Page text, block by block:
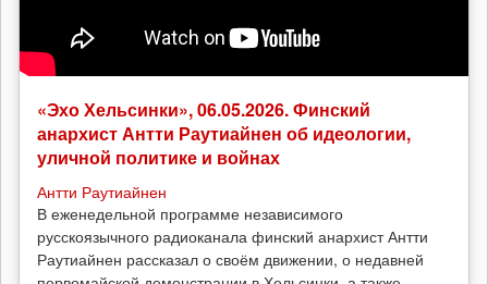
«Эхо Хельсинки», 06.05.2026. Финский
анархист Антти Раутиайнен об идеологии,
уличной политике и войнах
Антти Раутиайнен
В еженедельной программе независимого
русскоязычного радиоканала финский анархист Антти
Раутиайнен рассказал о своём движении, о недавней